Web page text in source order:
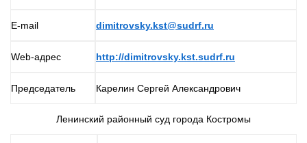
E-mail dimitrovsky.kst@sudrf.ru
Web-адрес http://dimitrovsky.kst.sudrf.ru
Председатель Карелин Сергей Александрович
Ленинский районный суд города Костромы